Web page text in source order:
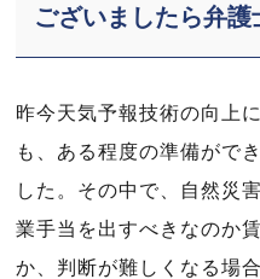
ございましたら弁護
昨今天気予報技術の向上
も、ある程度の準備がで
した。その中で、自然災
業手当を出すべきなのか
か、判断が難しくなる場